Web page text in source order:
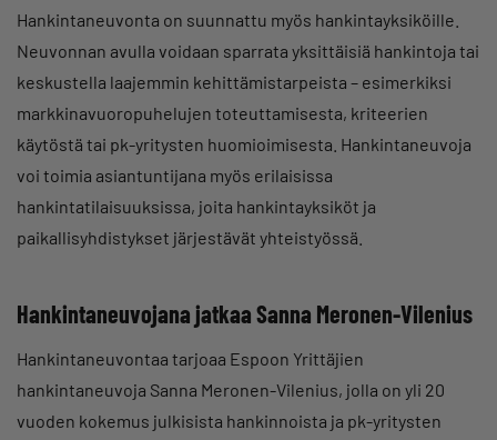
Hankintaneuvonta on suunnattu myös hankintayksiköille.
Neuvonnan avulla voidaan sparrata yksittäisiä hankintoja tai
keskustella laajemmin kehittämistarpeista – esimerkiksi
markkinavuoropuhelujen toteuttamisesta, kriteerien
käytöstä tai pk-yritysten huomioimisesta. Hankintaneuvoja
voi toimia asiantuntijana myös erilaisissa
hankintatilaisuuksissa, joita hankintayksiköt ja
paikallisyhdistykset järjestävät yhteistyössä.
Hankintaneuvojana jatkaa Sanna Meronen-Vilenius
Hankintaneuvontaa tarjoaa Espoon Yrittäjien
hankintaneuvoja Sanna Meronen-Vilenius, jolla on yli 20
vuoden kokemus julkisista hankinnoista ja pk-yritysten